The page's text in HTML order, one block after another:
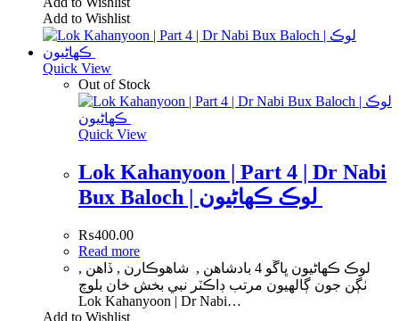
Add to Wishlist
Quick View
Out of Stock
Quick View
Lok Kahanyoon | Part 4 | Dr Nabi
₨400.00
Read more
لوڪ ڪھاڻيون ڀاڱو 4 بادشاھن , شاھوڪارن , ڏاھن ,
ٺڳن جون ڳالھيون مرتب ڊاڪٽر نبي بخش خان بلوچ
Lok Kahanyoon | Dr Nabi…
Add to Wishlist